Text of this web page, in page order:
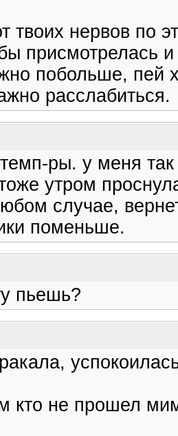
твоих нервов по
присмотрелась
побольше, пей
расслабиться.
ры. у меня
утром
случае,
поменьше.
пьешь?
кто не прошел